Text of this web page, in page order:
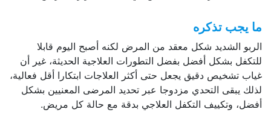
ما يجب تذكره
الربو الشديد شكل معقد من المرض لكنه أصبح اليوم قابلا
للتكفل بشكل أفضل بفضل التطورات العلاجية الحديثة، غير أن
غياب تشخيص دقيق يجعل حتى أكثر العلاجات ابتكارا أقل فعالية،
لذلك يبقى التحدي مزدوجا عبر تحديد المرضى المعنيين بشكل
أفضل، وتكييف التكفل العلاجي بدقة مع حالة كل مريض.